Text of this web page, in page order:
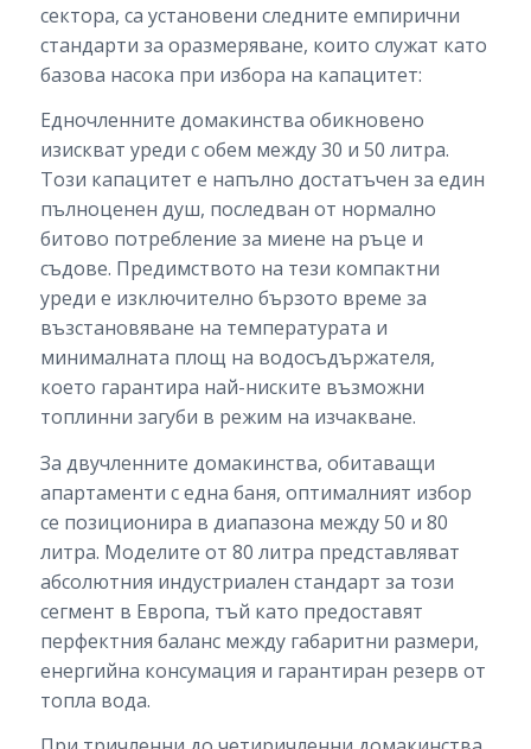
сектора, са установени следните емпирични
стандарти за оразмеряване, които служат като
базова насока при избора на капацитет:
Едночленните домакинства обикновено
изискват уреди с обем между 30 и 50 литра.
Този капацитет е напълно достатъчен за един
пълноценен душ, последван от нормално
битово потребление за миене на ръце и
съдове. Предимството на тези компактни
уреди е изключително бързото време за
възстановяване на температурата и
минималната площ на водосъдържателя,
което гарантира най-ниските възможни
топлинни загуби в режим на изчакване.
За двучленните домакинства, обитаващи
апартаменти с една баня, оптималният избор
се позиционира в диапазона между 50 и 80
литра. Моделите от 80 литра представляват
абсолютния индустриален стандарт за този
сегмент в Европа, тъй като предоставят
перфектния баланс между габаритни размери,
енергийна консумация и гарантиран резерв от
топла вода.